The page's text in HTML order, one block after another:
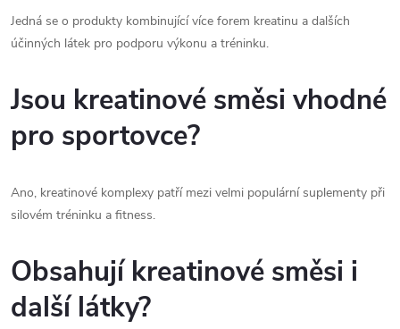
Jedná se o produkty kombinující více forem kreatinu a dalších
účinných látek pro podporu výkonu a tréninku.
Jsou kreatinové směsi vhodné
pro sportovce?
Ano, kreatinové komplexy patří mezi velmi populární suplementy při
silovém tréninku a fitness.
Obsahují kreatinové směsi i
další látky?